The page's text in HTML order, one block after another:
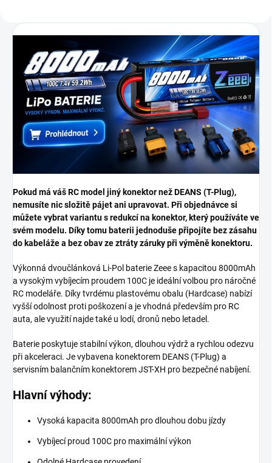
Pokud má váš RC model jiný konektor než DEANS (T-Plug),
nemusíte nic složitě pájet ani upravovat. Při objednávce si
můžete vybrat variantu s redukcí na konektor, který používáte ve
svém modelu. Díky tomu baterii jednoduše připojíte bez zásahu
do kabeláže a bez obav ze ztráty záruky při výměně konektoru.
Výkonná dvoučlánková Li-Pol baterie Zeee s kapacitou 8000mAh
a vysokým vybíjecím proudem 100C je ideální volbou pro náročné
RC modeláře. Díky tvrdému plastovému obalu (Hardcase) nabízí
vyšší odolnost proti poškození a je vhodná především pro RC
auta, ale využití najde také u lodí, dronů nebo letadel.
Baterie poskytuje stabilní výkon, dlouhou výdrž a rychlou odezvu
při akceleraci. Je vybavena konektorem DEANS (T-Plug) a
servisním balančním konektorem JST-XH pro bezpečné nabíjení.
Hlavní výhody:
Vysoká kapacita 8000mAh pro dlouhou dobu jízdy
Vybíjecí proud 100C pro maximální výkon